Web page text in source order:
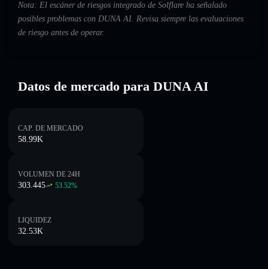
Nota: El escáner de riesgos integrado de Solflare ha señalado
posibles problemas con DUNA AI. Revisa siempre las evaluaciones
de riesgo antes de operar.
Datos de mercado para DUNA AI
CAP. DE MERCADO
58.99K
VOLUMEN DE 24H
303.445 53.52%
LIQUIDEZ
32.53K